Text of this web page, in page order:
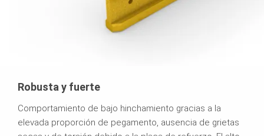
Robusta y fuerte
Comportamiento de bajo hinchamiento gracias a la
elevada proporción de pegamento, ausencia de grietas